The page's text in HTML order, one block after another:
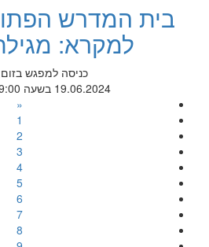
בית המדרש
למקרא:
כניסה למפגש
19.06.2024 בשעה 20:30-19:00
«
1
2
3
4
5
6
7
8